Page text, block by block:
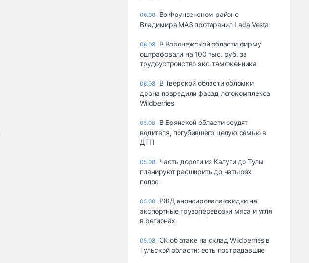
06.08 Во Фрунзенском районе
Владимира МАЗ протаранил Lada Vesta
06.08 В Воронежской области фирму
оштрафовали на 100 тыс. руб. за
трудоустройство экс-таможенника
06.08 В Тверской области обломки
дрона повредили фасад логокомплекса
Wildberries
05.08 В Брянской области осудят
водителя, погубившего целую семью в
ДТП
05.08 Часть дороги из Калуги до Тулы
планируют расширить до четырех
полос
05.08 РЖД анонсировала скидки на
экспортные грузоперевозки мяса и угля
в регионах
05.08 СК об атаке на склад Wildberries в
Тульской области: есть пострадавшие